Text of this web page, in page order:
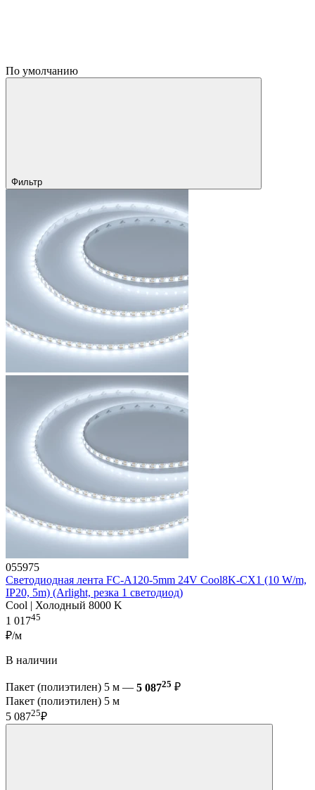
По умолчанию
Фильтр
055975
Светодиодная лента FC-A120-5mm 24V Cool8K-CX1 (10 W/m,
IP20, 5m) (Arlight, резка 1 светодиод)
Cool | Холодный 8000 K
1 01745
₽/м
В наличии
Пакет (полиэтилен) 5 м — 5 08725 ₽
Пакет (полиэтилен) 5 м
5 08725₽